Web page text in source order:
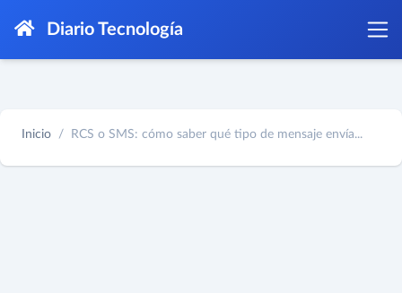
Diario Tecnología
Inicio RCS o SMS: cómo saber qué tipo de mensaje envía...